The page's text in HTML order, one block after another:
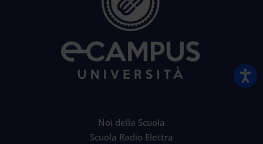
Noi della Scuola
Scuola Radio Elettra